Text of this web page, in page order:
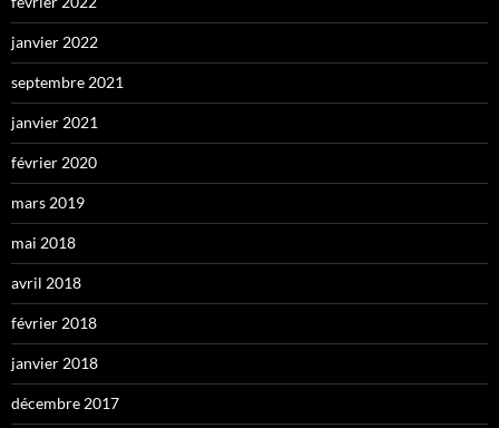
janvier 2022
septembre 2021
janvier 2021
février 2020
mars 2019
mai 2018
avril 2018
février 2018
janvier 2018
décembre 2017